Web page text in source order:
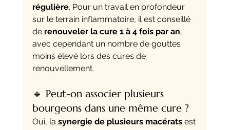
régulière. Pour un travail en profondeur
sur le terrain inflammatoire, il est conseillé
de renouveler la cure 1 à 4 fois par an,
avec cependant un nombre de gouttes
moins élevé lors des cures de
renouvellement.
🔹 Peut-on associer plusieurs
bourgeons dans une même cure ?
Oui, la synergie de plusieurs macérats est